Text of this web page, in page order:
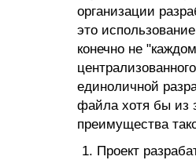
организации
это
конечно не
единоличной
файла хотя бы из
преимущества
Проект